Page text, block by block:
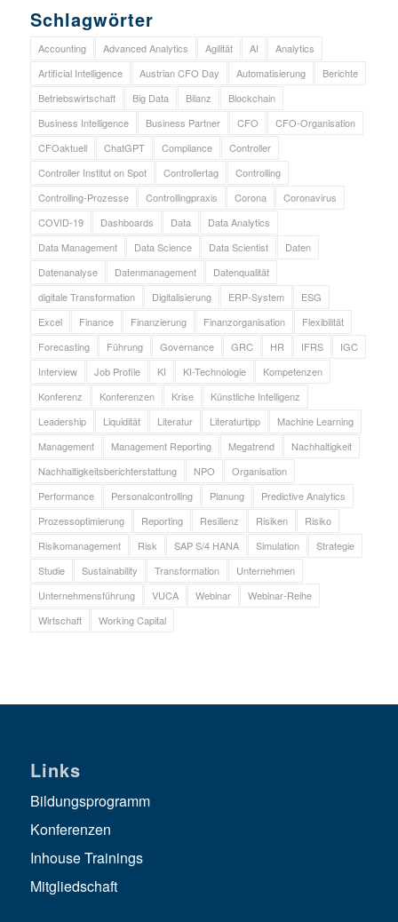
Schlagwörter
Accounting Advanced Analytics Agilität AI
Analytics
Artificial Intelligence
Austrian CFO Day Automatisierung
Berichte
Betriebswirtschaft
Big Data Bilanz
Blockchain
Business Intelligence
Business Partner CFO
CFO-Organisation
CFOaktuell
ChatGPT Compliance
Controller
Controller Institut on Spot
Controllertag
Controlling
Controlling-Prozesse
Controllingpraxis Corona
Coronavirus
COVID-19
Dashboards Data
Data Analytics
Data Management
Data Science Data Scientist
Daten
Datenanalyse
Datenmanagement
Datenqualität
digitale Transformation
Digitalisierung ERP-System
ESG
Excel
Finance Finanzierung Finanzorganisation
Flexibilität
Forecasting
Führung Governance GRC HR IFRS
IGC
Interview
Job Profile KI KI-Technologie
Kompetenzen
Konferenz
Konferenzen Krise
Künstliche Intelligenz
Leadership
Liquidität Literatur Literaturtipp
Machine Learning
Management
Management Reporting Megatrend
Nachhaltigkeit
Nachhaltigkeitsberichterstattung
NPO
Organisation
Performance
Personalcontrolling Planung
Predictive Analytics
Prozessoptimierung
Reporting Resilienz Risiken
Risiko
Risikomanagement
Risk SAP S/4 HANA Simulation
Strategie
Studie
Sustainability Transformation
Unternehmen
Unternehmensführung
VUCA Webinar
Webinar-Reihe
Wirtschaft
Working Capital
Links
Bildungsprogramm
Konferenzen
Inhouse Trainings
Mitgliedschaft